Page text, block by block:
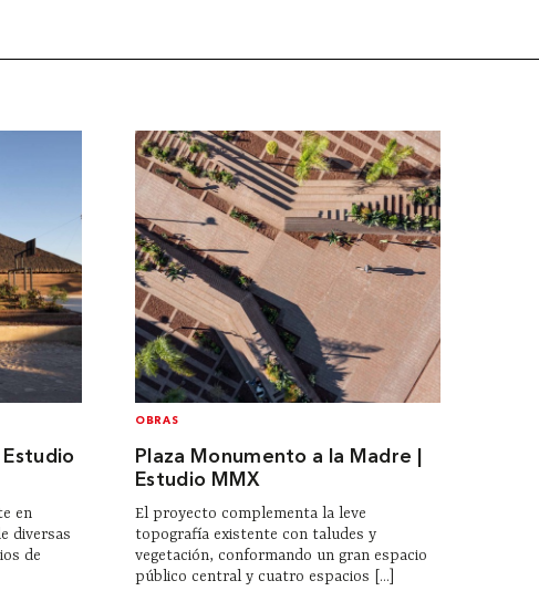
en
diversas
de
OBRAS
Plaza Monumento a la Madre |
Estudio MMX
El proyecto complementa la leve
topografía existente con taludes y
vegetación, conformando un gran espacio
público central y cuatro espacios [...]